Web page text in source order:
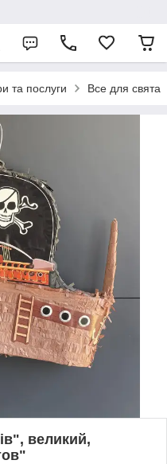
та послуги Все для свята
великий,